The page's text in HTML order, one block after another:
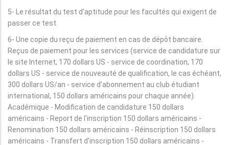
5- Le résultat du test d'aptitude pour les facultés qui exigent de
passer ce test.
6- Une copie du reçu de paiement en cas de dépôt bancaire.
Reçus de paiement pour les services (service de candidature sur
le site Internet, 170 dollars US - service de coordination, 170
dollars US - service de nouveauté de qualification, le cas échéant,
300 dollars US/an - service d'abonnement au club étudiant
international, 150 dollars américains pour chaque année).
Académique - Modification de candidature 150 dollars
américains - Report de l'inscription 150 dollars américains -
Renomination 150 dollars américains - Réinscription 150 dollars
américains - Transfert d'inscription 150 dollars américains -